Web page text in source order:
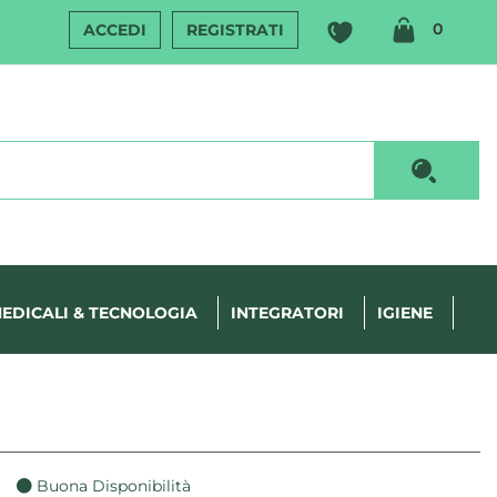
ACCEDI REGISTRATI 0
& TECNOLOGIA INTEGRATORI IGIENE
Buona Disponibilità